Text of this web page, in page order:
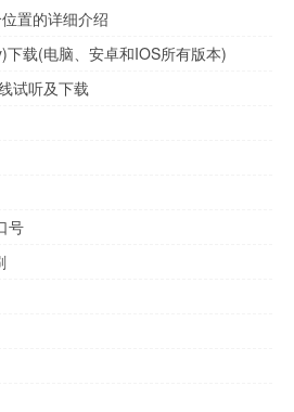
置的详细介绍
载(电脑、安卓和IOS所有版本)
试听及下载
号